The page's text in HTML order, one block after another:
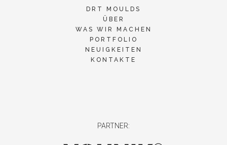
DRT MOULDS
ÜBER
WAS WIR MACHEN
PORTFOLIO
NEUIGKEITEN
KONTAKTE
PARTNER: